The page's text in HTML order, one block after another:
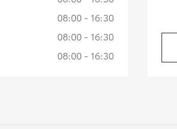
08:00 - 16:30
08:00 - 16:30
08:00 - 16:30